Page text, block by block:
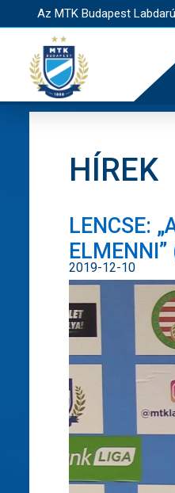
Az MTK Budapest
HÍREK
LENCSE:
ELMENNI”
2019-12-10